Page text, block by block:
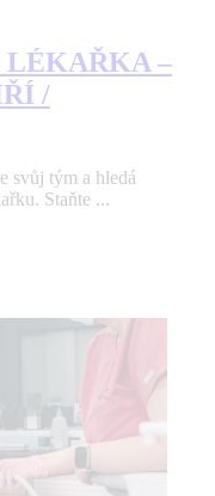
LÉKAŘKA –
/
svůj tým a hledá
Staňte ...